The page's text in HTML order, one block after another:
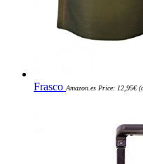
Frasco Amazon.es Price: 12,95€